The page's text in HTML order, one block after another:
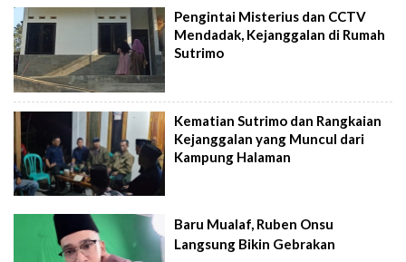
Pengintai Misterius dan CCTV
Mendadak, Kejanggalan di Rumah
Sutrimo
Kematian Sutrimo dan Rangkaian
Kejanggalan yang Muncul dari
Kampung Halaman
Baru Mualaf, Ruben Onsu
Langsung Bikin Gebrakan